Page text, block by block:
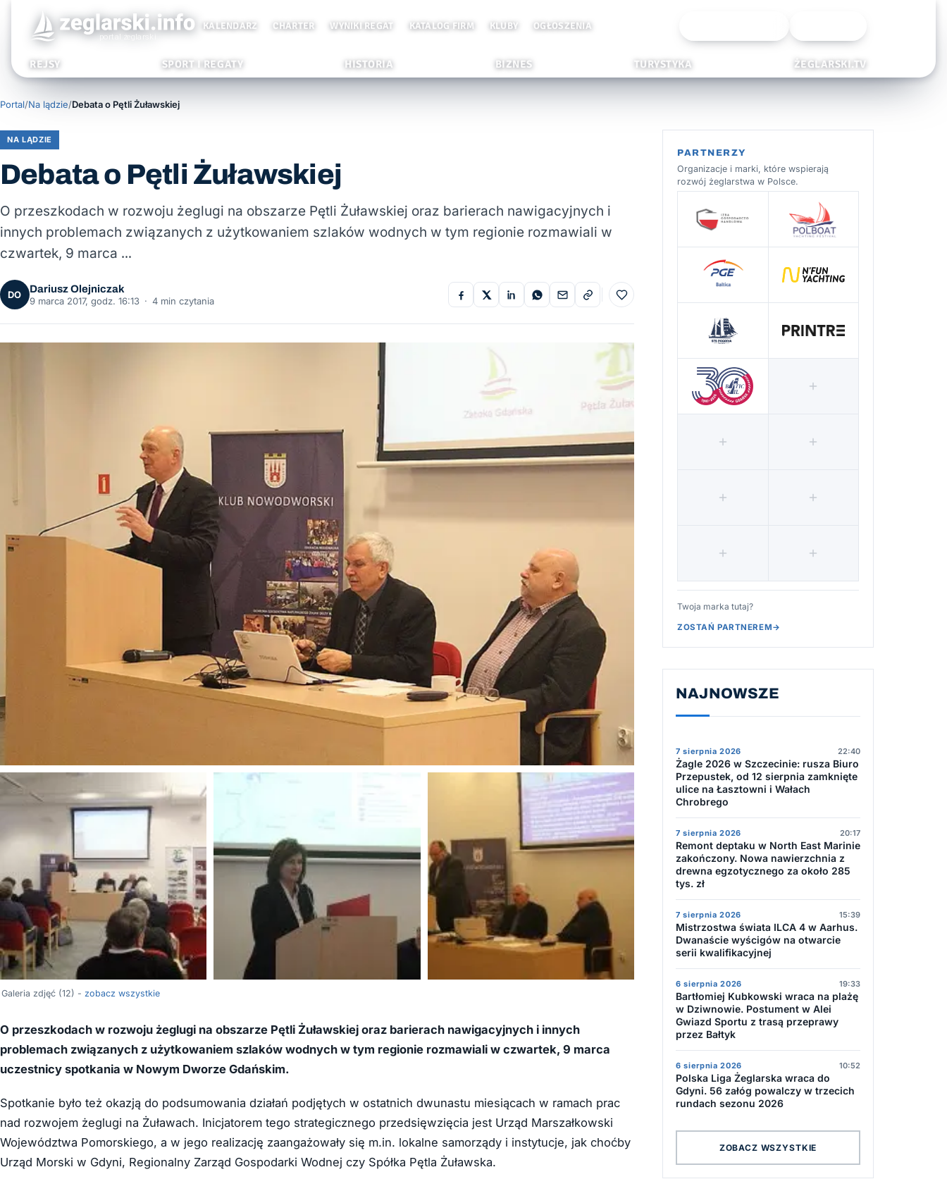
KALENDARZ CHARTER WYNIKI REGAT KATALOG FIRM KLUBY OGŁOSZENIA
REJSY SPORT I REGATY HISTORIA BIZNES TURYSTYKA ŻEGLARSKI.TV
Portal/Na lądzie/Debata o Pętli Żuławskiej
NA LĄDZIE
Debata o Pętli Żuławskiej
O przeszkodach w rozwoju żeglugi na obszarze Pętli Żuławskiej oraz barierach nawigacyjnych i
innych problemach związanych z użytkowaniem szlaków wodnych w tym regionie rozmawiali w
czwartek, 9 marca …
DO
Dariusz Olejniczak
9 marca 2017, godz. 16:13 · 4 min czytania Do ulubionych
Galeria zdjęć (12) - zobacz wszystkie
O przeszkodach w rozwoju żeglugi na obszarze Pętli Żuławskiej oraz barierach nawigacyjnych i innych
problemach związanych z użytkowaniem szlaków wodnych w tym regionie rozmawiali w czwartek, 9 marca
uczestnicy spotkania w Nowym Dworze Gdańskim.
Spotkanie było też okazją do podsumowania działań podjętych w ostatnich dwunastu miesiącach w ramach prac
nad rozwojem żeglugi na Żuławach. Inicjatorem tego strategicznego przedsięwzięcia jest Urząd Marszałkowski
Województwa Pomorskiego, a w jego realizację zaangażowały się m.in. lokalne samorządy i instytucje, jak choćby
Urząd Morski w Gdyni, Regionalny Zarząd Gospodarki Wodnej czy Spółka Pętla Żuławska.
PARTNERZY
Organizacje i marki, które wspierają
rozwój żeglarstwa w Polsce.
Twoja marka tutaj?
ZOSTAŃ PARTNEREM→
NAJNOWSZE
7 sierpnia 2026 22:40
Żagle 2026 w Szczecinie: rusza Biuro
Przepustek, od 12 sierpnia zamknięte
ulice na Łasztowni i Wałach
Chrobrego
7 sierpnia 2026 20:17
Remont deptaku w North East Marinie
zakończony. Nowa nawierzchnia z
drewna egzotycznego za około 285
tys. zł
7 sierpnia 2026 15:39
Mistrzostwa świata ILCA 4 w Aarhus.
Dwanaście wyścigów na otwarcie
serii kwalifikacyjnej
6 sierpnia 2026 19:33
Bartłomiej Kubkowski wraca na plażę
w Dziwnowie. Postument w Alei
Gwiazd Sportu z trasą przeprawy
przez Bałtyk
6 sierpnia 2026 10:52
Polska Liga Żeglarska wraca do
Gdyni. 56 załóg powalczy w trzecich
rundach sezonu 2026
ZOBACZ WSZYSTKIE